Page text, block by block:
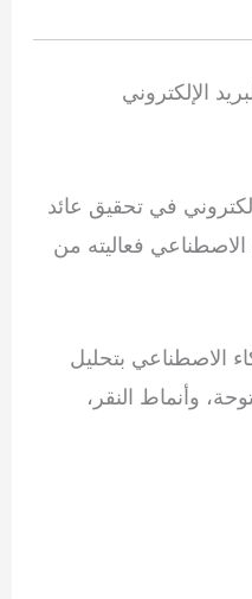
الإلكتروني
في تحقيق عائد
الاصطناعي فعاليته من
الاصطناعي بتحليل
وأنماط النقر،